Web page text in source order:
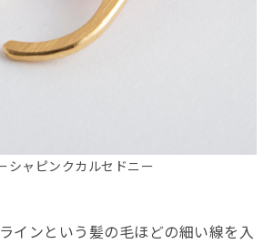
シャピンクカルセドニー
インという髪の毛ほどの細い線を入